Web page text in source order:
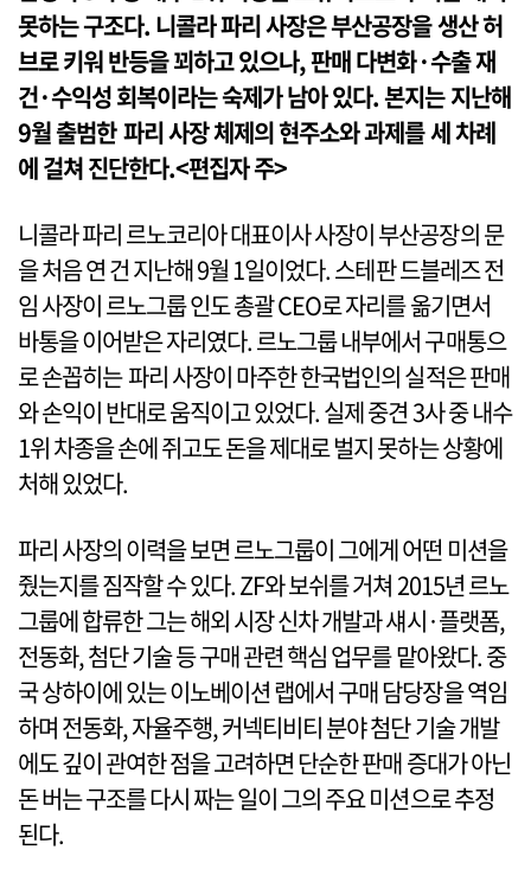
못하는 구조다. 니콜라 파리 사장은 부산공장을 생산 허
브로 키워 반등을 꾀하고 있으나, 판매 다변화·수출 재
건·수익성 회복이라는 숙제가 남아 있다. 본지는 지난해
9월 출범한 파리 사장 체제의 현주소와 과제를 세 차례
에 걸쳐 진단한다.<편집자 주>
니콜라 파리 르노코리아 대표이사 사장이 부산공장의 문
을 처음 연 건 지난해 9월 1일이었다. 스테판 드블레즈 전
임 사장이 르노그룹 인도 총괄 CEO로 자리를 옮기면서
바통을 이어받은 자리였다. 르노그룹 내부에서 구매통으
로 손꼽히는 파리 사장이 마주한 한국법인의 실적은 판매
와 손익이 반대로 움직이고 있었다. 실제 중견 3사 중 내수
1위 차종을 손에 쥐고도 돈을 제대로 벌지 못하는 상황에
처해 있었다.
파리 사장의 이력을 보면 르노그룹이 그에게 어떤 미션을
줬는지를 짐작할 수 있다. ZF와 보쉬를 거쳐 2015년 르노
그룹에 합류한 그는 해외 시장 신차 개발과 섀시·플랫폼,
전동화, 첨단 기술 등 구매 관련 핵심 업무를 맡아왔다. 중
국 상하이에 있는 이노베이션 랩에서 구매 담당장을 역임
하며 전동화, 자율주행, 커넥티비티 분야 첨단 기술 개발
에도 깊이 관여한 점을 고려하면 단순한 판매 증대가 아닌
돈 버는 구조를 다시 짜는 일이 그의 주요 미션으로 추정
된다.